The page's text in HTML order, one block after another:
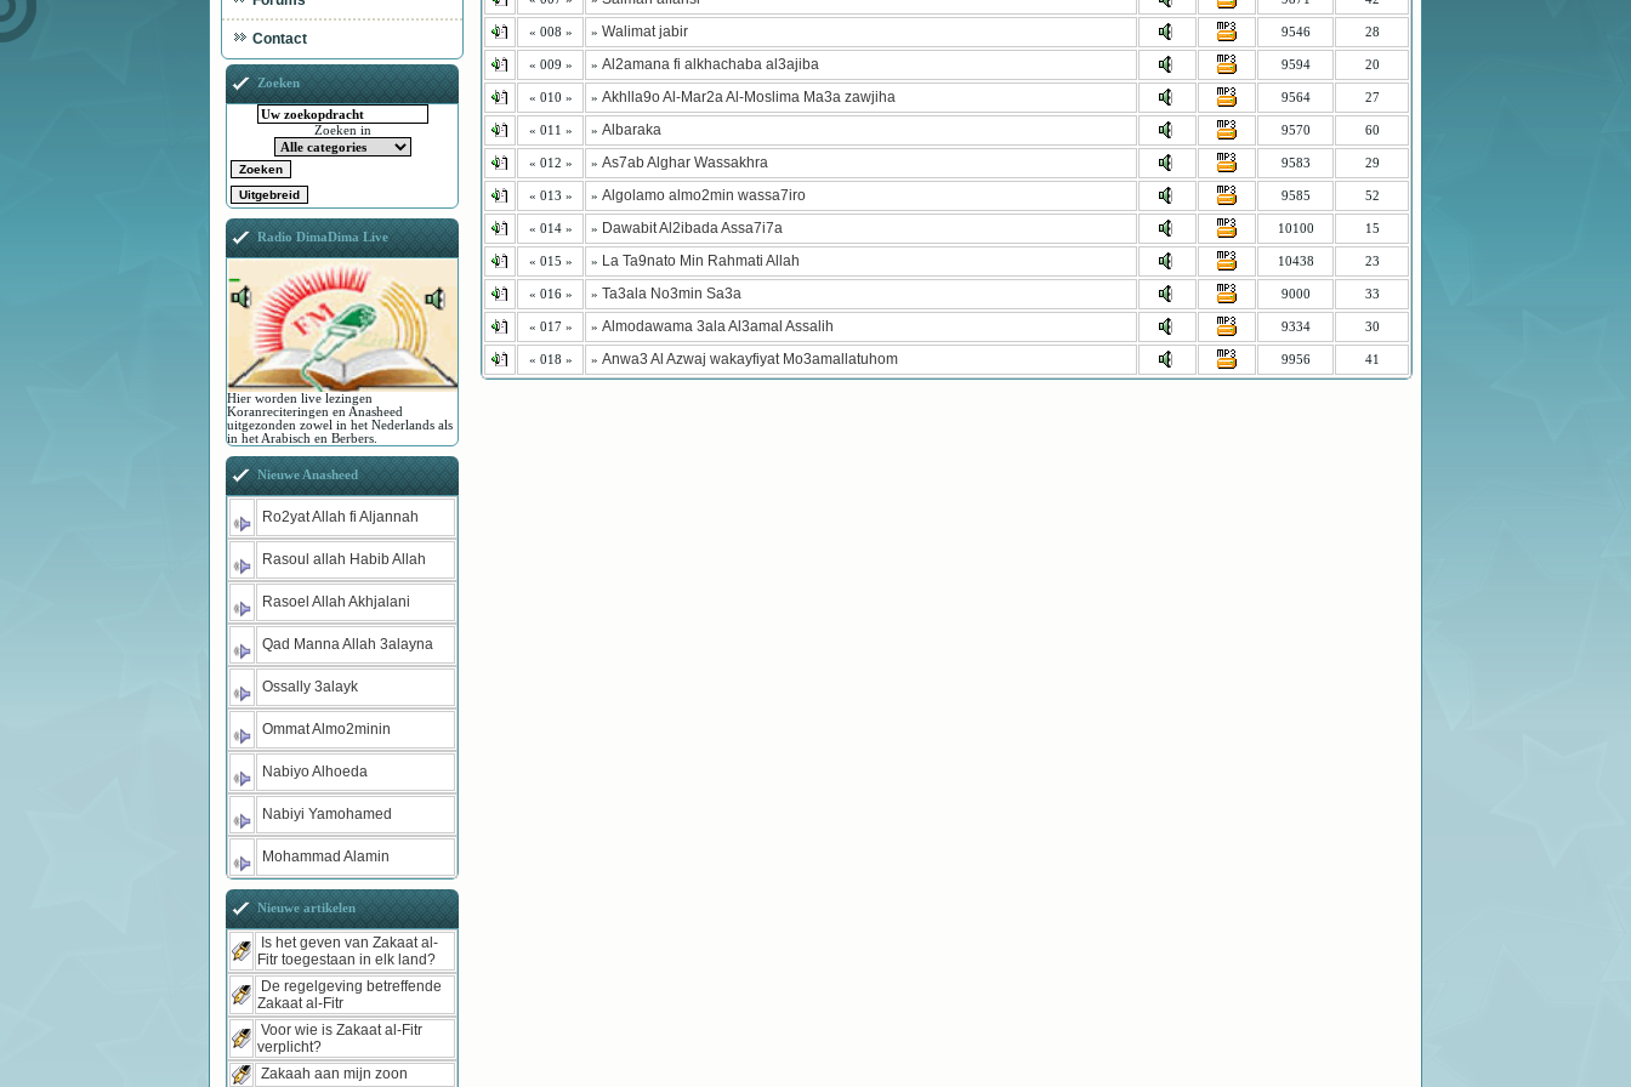
« 008 » » Walimat jabir 9546 28
« 009 » » Al2amana fi alkhachaba al3ajiba 9594 20
« 010 » » Akhlla9o Al-Mar2a Al-Moslima Ma3a zawjiha 9564 27
« 011 » » Albaraka 9570 60
« 012 » » As7ab Alghar Wassakhra 9583 29
« 013 » » Algolamo almo2min wassa7iro 9585 52
« 014 » » Dawabit Al2ibada Assa7i7a 10100 15
« 015 » » La Ta9nato Min Rahmati Allah 10438 23
« 016 » » Ta3ala No3min Sa3a 9000 33
« 017 » » Almodawama 3ala Al3amal Assalih 9334 30
« 018 » » Anwa3 Al Azwaj wakayfiyat Mo3amallatuhom 9956 41
Contact
Zoeken
Zoeken in
Radio DimaDima Live
Hier worden live lezingen
Koranreciteringen en Anasheed
uitgezonden zowel in het Nederlands als
in het Arabisch en Berbers.
Nieuwe Anasheed
Ro2yat Allah fi Aljannah
Rasoul allah Habib Allah
Rasoel Allah Akhjalani
Qad Manna Allah 3alayna
Ossally 3alayk
Ommat Almo2minin
Nabiyo Alhoeda
Nabiyi Yamohamed
Mohammad Alamin
Nieuwe artikelen
Is het geven van Zakaat al-
Fitr toegestaan in elk land?
De regelgeving betreffende
Zakaat al-Fitr
Voor wie is Zakaat al-Fitr
verplicht?
Zakaah aan mijn zoon